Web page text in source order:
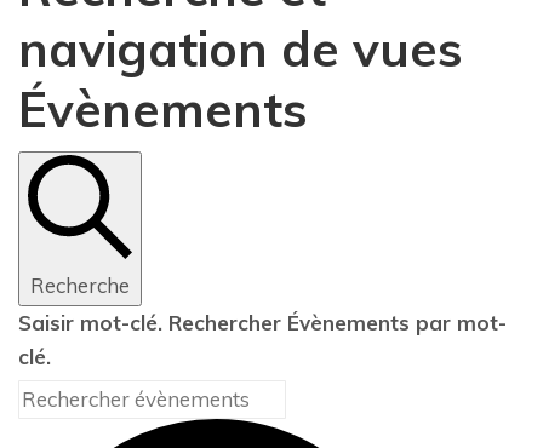
navigation de vues
Évènements
Recherche
Saisir mot-clé. Rechercher Évènements par mot-
clé.